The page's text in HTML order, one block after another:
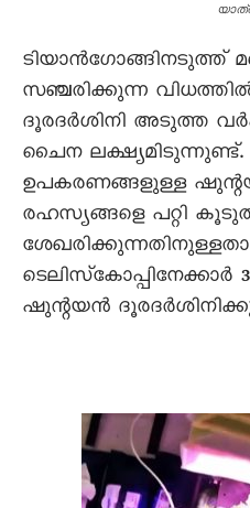
ടിയാൻഗോങ്ങിനടുത്ത്‌
സഞ്ചരിക്കുന്ന
ദൂരദർശിനി അടുത്ത
ചൈന
ഉപകരണങ്ങളുള്ള
രഹസ്യങ്ങളെ പറ്റി
ടെലിസ്‌കോപ്പിനേക്കാർ
ഷുന്റയൻ